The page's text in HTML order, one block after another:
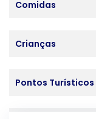
Comidas
Crianças
Pontos Turísticos